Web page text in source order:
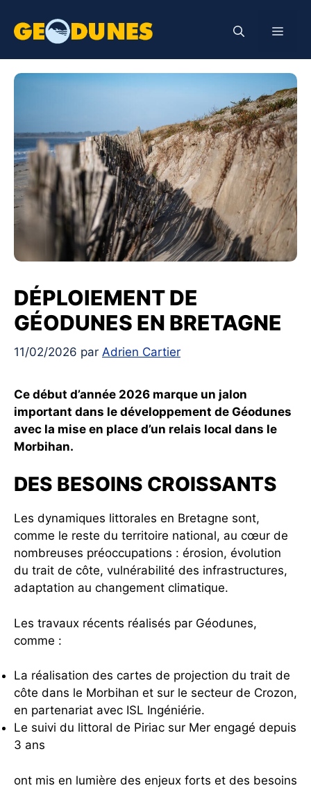
contenu
DÉPLOIEMENT DE
GÉODUNES EN BRETAGNE
11/02/2026 par Adrien Cartier
Ce début d’année 2026 marque un jalon
important dans le développement de Géodunes
avec la mise en place d’un relais local dans le
Morbihan.
DES BESOINS CROISSANTS
Les dynamiques littorales en Bretagne sont,
comme le reste du territoire national, au cœur de
nombreuses préoccupations : érosion, évolution
du trait de côte, vulnérabilité des infrastructures,
adaptation au changement climatique.
Les travaux récents réalisés par Géodunes,
comme :
La réalisation des cartes de projection du trait de
côte dans le Morbihan et sur le secteur de Crozon,
en partenariat avec ISL Ingéniérie.
Le suivi du littoral de Piriac sur Mer engagé depuis
3 ans
ont mis en lumière des enjeux forts et des besoins